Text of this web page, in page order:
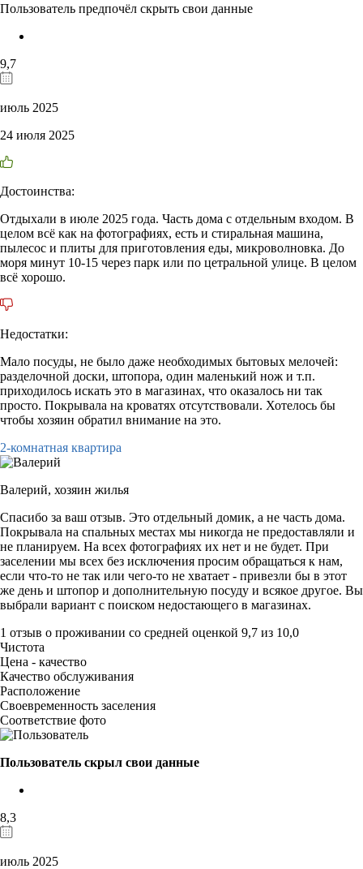
Пользователь предпочёл скрыть свои данные
9,7
июль 2025
24 июля 2025
Достоинства:
Отдыхали в июле 2025 года. Часть дома с отдельным входом. В
целом всё как на фотографиях, есть и стиральная машина,
пылесос и плиты для приготовления еды, микроволновка. До
моря минут 10-15 через парк или по цетральной улице. В целом
всё хорошо.
Недостатки:
Мало посуды, не было даже необходимых бытовых мелочей:
разделочной доски, штопора, один маленький нож и т.п.
приходилось искать это в магазинах, что оказалось ни так
просто. Покрывала на кроватях отсутствовали. Хотелось бы
чтобы хозяин обратил внимание на это.
2-комнатная квартира
Валерий, хозяин жилья
Спасибо за ваш отзыв. Это отдельный домик, а не часть дома.
Покрывала на спальных местах мы никогда не предоставляли и
не планируем. На всех фотографиях их нет и не будет. При
заселении мы всех без исключения просим обращаться к нам,
если что-то не так или чего-то не хватает - привезли бы в этот
же день и штопор и дополнительную посуду и всякое другое. Вы
выбрали вариант с поиском недостающего в магазинах.
1 отзыв о проживании со средней оценкой 9,7 из 10,0
Чистота
Цена - качество
Качество обслуживания
Расположение
Своевременность заселения
Соответствие фото
Пользователь скрыл свои данные
8,3
июль 2025